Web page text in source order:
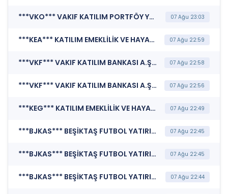
***VKO*** VAKIF KATILIM PORTFÖY YÖNETİMİ A.Ş. (Genel Açıklama) 07 Ağu 23:03
***KEA*** KATILIM EMEKLİLİK VE HAYAT A.Ş (Altı Aylık Rapor ) 07 Ağu 22:59
***VKF*** VAKIF KATILIM BANKASI A.Ş. (Sorumluluk Beyanı (Konsolide Olmayan)) 07 Ağu 22:58
***VKF*** VAKIF KATILIM BANKASI A.Ş. (Katılım Bankası Finansal Rapor) 07 Ağu 22:56
***KEG*** KATILIM EMEKLİLİK VE HAYAT A.Ş (Altı Aylık Rapor ) 07 Ağu 22:49
***BJKAS*** BEŞİKTAŞ FUTBOL YATIRIMLARI SANAYİ VE TİCARET A.Ş. (Sürdürülebilirlik Uyum Raporu) 07 Ağu 22:45
***BJKAS*** BEŞİKTAŞ FUTBOL YATIRIMLARI SANAYİ VE TİCARET A.Ş. (Kurumsal Yönetim Uyum Raporu) 07 Ağu 22:45
***BJKAS*** BEŞİKTAŞ FUTBOL YATIRIMLARI SANAYİ VE TİCARET A.Ş. (TTK'nın 376. Maddesi Kapsamında Yapılan İşlemler) 07 Ağu 22:44